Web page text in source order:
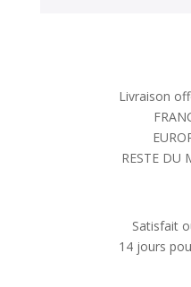
Livraison
RESTE DU
Satisfait
14 jours